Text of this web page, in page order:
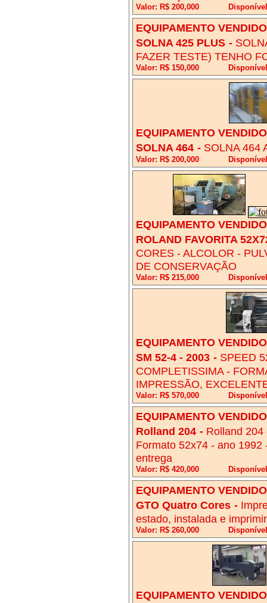
Valor: R$ 200,000
EQUIPAMENTO
SOLNA 425 PLUS -
FAZER TESTE) TENHO
Valor: R$ 150,000
EQUIPAMENTO
SOLNA 464 - SOLNA 464
Valor: R$ 200,000
EQUIPAMENTO
ROLAND FAVORITA
CORES - ALCOLOR -
DE CONSERVAÇÃO
Valor: R$ 215,000
EQUIPAMENTO
SM 52-4 - 2003 - SPEED
COMPLETISSIMA -
IMPRESSÃO,
Valor: R$ 570,000
EQUIPAMENTO
Rolland 204 - Rolland
Formato 52x74 - ano
entrega
Valor: R$ 420,000
EQUIPAMENTO
GTO Quatro Cores -
estado, instalada e
Valor: R$ 260,000
EQUIPAMENTO